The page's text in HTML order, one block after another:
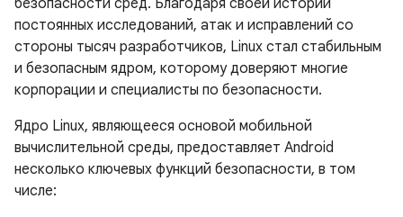
безопасности сред. Благодаря своей истории
постоянных исследований, атак и исправлений со
стороны тысяч разработчиков, Linux стал стабильным
и безопасным ядром, которому доверяют многие
корпорации и специалисты по безопасности.
Ядро Linux, являющееся основой мобильной
вычислительной среды, предоставляет Android
несколько ключевых функций безопасности, в том
числе: